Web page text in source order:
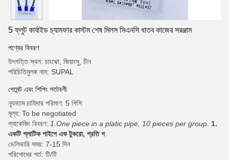
5 ফ্লুট কার্বাইড চ্যামফার কাস্টম শেষ মিলস সিএনসি ধাতব কাজের সরঞ্জাম
পণ্যের বিবরণ
উৎপত্তি স্থল: চাংঝো, জিয়াংসু, চীন
পরিচিতিমুলক নাম: SUPAL
পেমেন্ট এবং শিপিং শর্তাবলী
ন্যূনতম চাহিদার পরিমাণ: 5 পিসি
মূল্য: To be negotiated
প্যাকেজিং বিবরণ: 1.One piece in a platic pipe, 10 pieces per group. 1.
একটি প্লাটিক পাইপে এক টুকরো, প্রতি গ
ডেলিভারি সময়: 7-15 দিন
পরিশোধের শর্ত: টি/টি